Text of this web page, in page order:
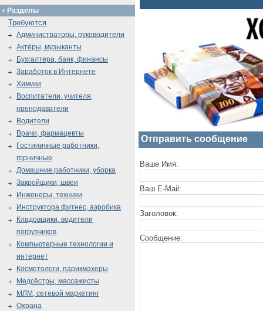
Отправить сообщение
Ваше Имя:
Ваш E-Mail:
Заголовок:
Сообщение:
Разделы
Требуются
Администраторы, руководители
Актёры, музыканты
Бухгалтера, банк, финансы
Заработок в Интернете
Химики
Воспитатели, учителя,
преподаватели
Водители
Врачи, фармацевты
Гостиничные работники,
горничные
Домашние работники, уборка
Закройщики, швеи
Инженеры, техники
Инструктора фитнес, аэробика
Кладовщики, водители
погрузчиков
Компьютерные технологии и
интернет
Косметологи, парикмахеры
Медсёстры, массажисты
МЛМ, сетевой маркетинг
Охрана